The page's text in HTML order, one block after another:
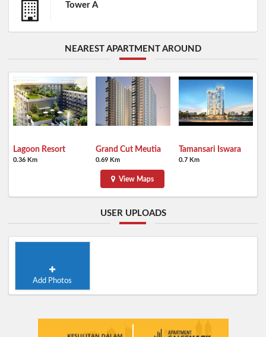
Tower A
NEAREST APARTMENT AROUND
Lagoon Resort
0.36 Km
Grand Cut Meutia
0.69 Km
Tamansari Iswara
0.7 Km
View Maps
USER UPLOADS
Add Photos